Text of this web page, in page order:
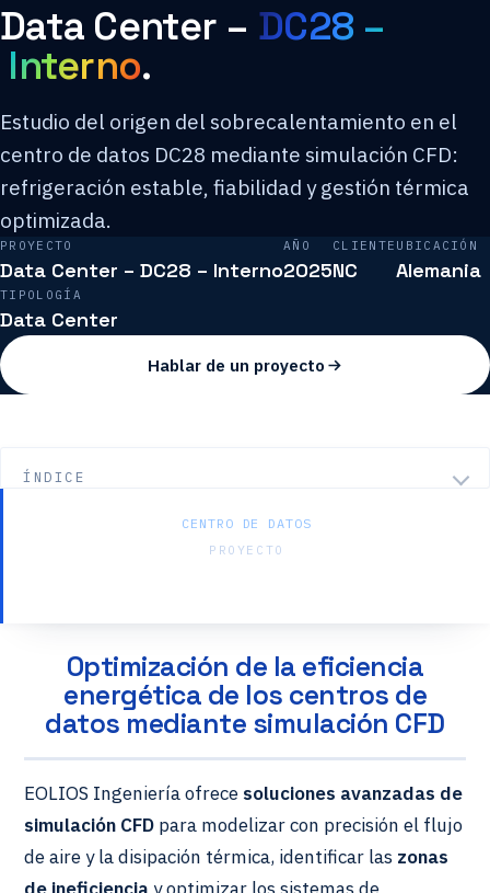
Data Center – DC28 –
Interno.
Estudio del origen del sobrecalentamiento en el
centro de datos DC28 mediante simulación CFD:
refrigeración estable, fiabilidad y gestión térmica
optimizada.
PROYECTO
Data Center – DC28 – Interno
AÑO
2025
CLIENTE
NC
UBICACIÓN
Alemania
TIPOLOGÍA
Data Center
Hablar de un proyecto
CENTRO DE DATOS
PROYECTO
ÍNDICE
Optimización de la eficiencia
energética de los centros de
datos mediante simulación CFD
EOLIOS Ingeniería ofrece soluciones avanzadas de
simulación CFD para modelizar con precisión el flujo
de aire y la disipación térmica, identificar las zonas